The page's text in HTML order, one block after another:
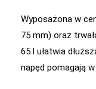
Wyposażona w
75 mm) oraz
65 l ułatwia
napęd pomagają